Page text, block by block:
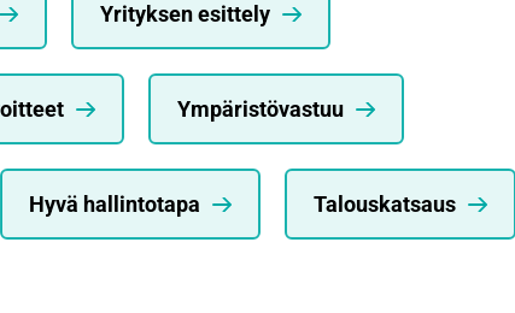
Yrityksen esittely
Ympäristövastuu
Hyvä hallintotapa Talouskatsaus